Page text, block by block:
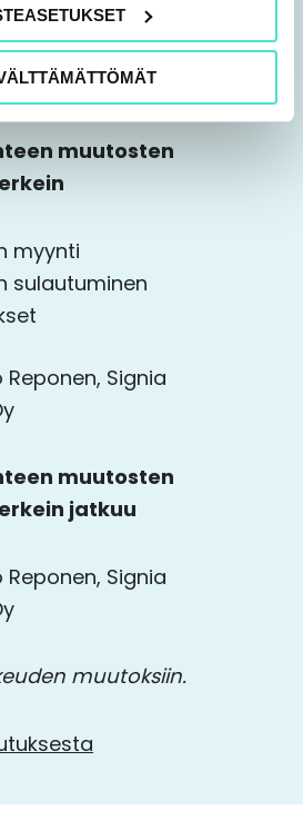
Reponen, Signia
muutosten
myynti
sulautuminen
Reponen, Signia
muutosten
jatkuu
Reponen, Signia
muutoksiin.